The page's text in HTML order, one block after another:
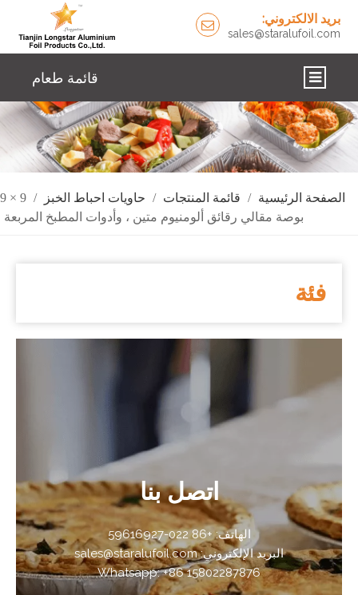
بريد الالكتروني:
sales@staralufoil.com
قائمة طعام
اتصل بنا
الإخبارية
معلومات عنا
منتجات
الصفحة الرئيسية / قائمة المنتجات / حاويات احباط الخبز /
9 × 9
بوصة مقالي رقائق ألومنيوم متين ، وأدوات المطبخ المربعة
فئة
اتصل بنا
الهاتف: +86 022-59616927
البريد الإلكتروني: sales@staralufoil.com
Whatsapp: +86 15802287876